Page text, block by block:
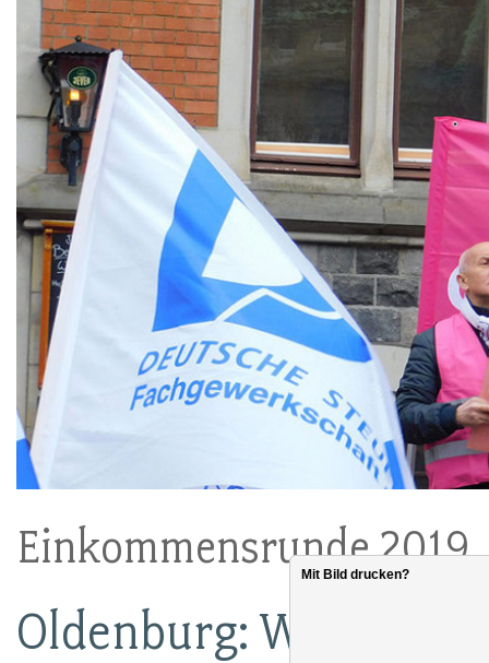
Einkommensrunde 2019
Oldenburg:
Mit Bild drucken?